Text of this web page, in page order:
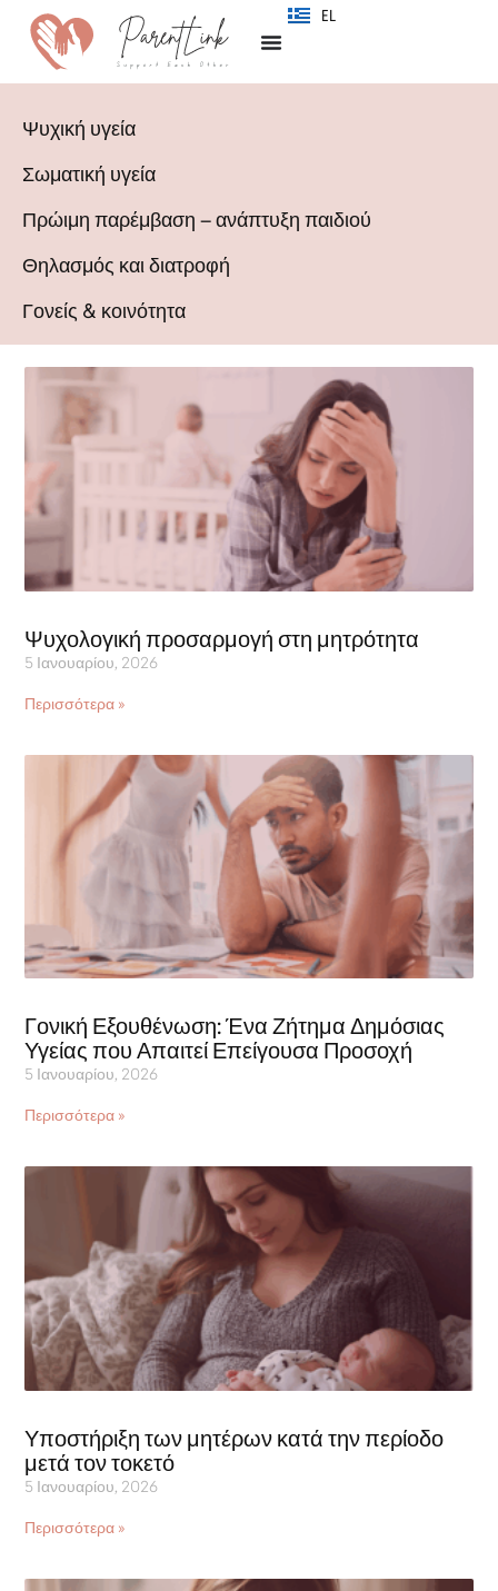
EL
SR
Ψυχική υγεία
Σωματική υγεία
Πρώιμη παρέμβαση – ανάπτυξη παιδιού
Θηλασμός και διατροφή
Γονείς & κοινότητα
Ψυχολογική προσαρμογή στη μητρότητα
5 Ιανουαρίου, 2026
Περισσότερα »
Γονική Εξουθένωση: Ένα Ζήτημα Δημόσιας
Υγείας που Απαιτεί Επείγουσα Προσοχή
5 Ιανουαρίου, 2026
Περισσότερα »
Υποστήριξη των μητέρων κατά την περίοδο
μετά τον τοκετό
5 Ιανουαρίου, 2026
Περισσότερα »